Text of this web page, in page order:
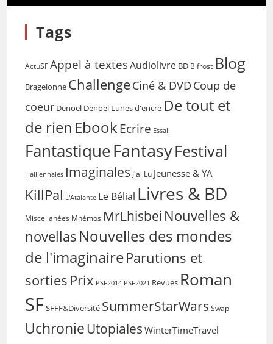
Tags
ActuSF Appel à textesAudiolivre BD Bifrost Blog
Bragelonne ChallengeCiné & DVD Coup de
coeur Denoël Denoël Lunes d'encre De tout et
de rien EbookEcrire Essai
FantastiqueFantasyFestival
Halliennales Imaginales J'ai Lu Jeunesse & YA
KillPal L'Atalante Le Bélial Livres & BD
Miscellanées Mnémos MrLhisbei Nouvelles &
novellas Nouvelles des mondes
de l'imaginaireParutions et
sorties Prix PSF2014 PSF2021 Revues Roman
SFSFFF&Diversité SummerStarWars Swap
Uchronie Utopiales WinterTimeTravel